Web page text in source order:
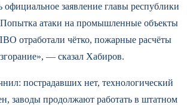
официальное заявление главы республики
атаки на промышленные объекты
отработали чётко, пожарные расчёты
— сказал Хабиров.
пострадавших нет, технологический
заводы продолжают работать в штатном